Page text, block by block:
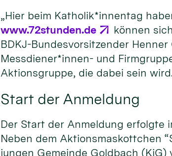
„Hier beim Katholik*innentag
www.72stunden.de
können
BDKJ-Bundesvorsitzender
Messdiener*innen- und
Aktionsgruppe, die dabei sein
Start der Anmeldung
Der Start der Anmeldung erfolgte
Neben dem Aktionsmaskottchen
jungen Gemeinde Goldbach